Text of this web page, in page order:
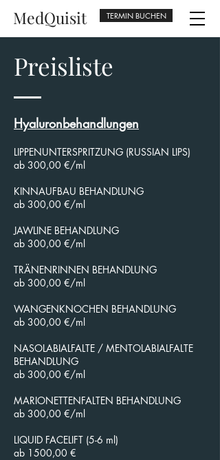
MedQuisit TERMIN BUCHEN
Preisliste
Hyaluronbehandlungen
LIPPENUNTERSPRITZUNG (RUSSIAN LIPS)
ab 300,00 €/ml
KINNAUFBAU BEHANDLUNG
ab 300,00 €/ml
JAWLINE BEHANDLUNG
ab 300,00 €/ml
TRÄNENRINNEN BEHANDLUNG
ab 300,00 €/ml
WANGENKNOCHEN BEHANDLUNG
ab 300,00 €/ml
NASOLABIALFALTE / MENTOLABIALFALTE
BEHANDLUNG
ab 300,00 €/ml
MARIONETTENFALTEN BEHANDLUNG
ab 300,00 €/ml
LIQUID FACELIFT (5-6 ml)
ab 1500,00 €